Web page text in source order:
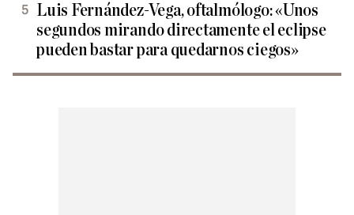
Luis Fernández-Vega, oftalmólogo: «Unos
segundos mirando directamente el eclipse
pueden bastar para quedarnos ciegos»